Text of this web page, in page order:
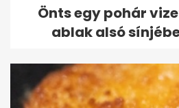
Önts egy pohár
ablak alsó